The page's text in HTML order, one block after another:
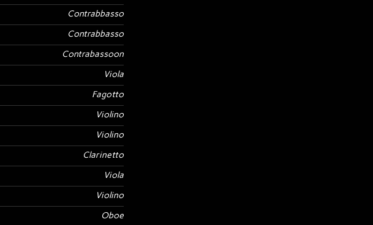
Contrabbasso
Contrabbasso
Contrabassoon
Viola
Fagotto
Violino
Violino
Clarinetto
Viola
Violino
Oboe